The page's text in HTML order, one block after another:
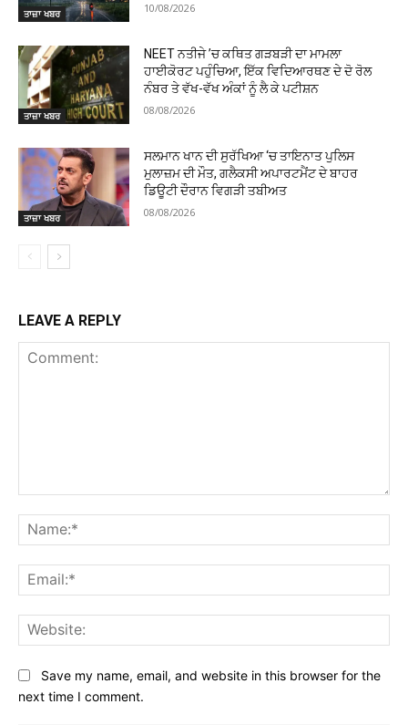
ਤਾਜ਼ਾ ਖਬਰ 10/08/2026
ਤਾਜ਼ਾ ਖਬਰ
NEET ਨਤੀਜੇ ’ਚ ਕਥਿਤ ਗੜਬੜੀ ਦਾ ਮਾਮਲਾ
ਹਾਈਕੋਰਟ ਪਹੁੰਚਿਆ, ਇੱਕ ਵਿਦਿਆਰਥਣ ਦੇ ਦੋ ਰੋਲ
ਨੰਬਰ ਤੇ ਵੱਖ-ਵੱਖ ਅੰਕਾਂ ਨੂੰ ਲੈ ਕੇ ਪਟੀਸ਼ਨ
08/08/2026
ਤਾਜ਼ਾ ਖਬਰ
ਸਲਮਾਨ ਖਾਨ ਦੀ ਸੁਰੱਖਿਆ ‘ਚ ਤਾਇਨਾਤ ਪੁਲਿਸ
ਮੁਲਾਜ਼ਮ ਦੀ ਮੌਤ, ਗਲੈਕਸੀ ਅਪਾਰਟਮੈਂਟ ਦੇ ਬਾਹਰ
ਡਿਊਟੀ ਦੌਰਾਨ ਵਿਗੜੀ ਤਬੀਅਤ
08/08/2026
LEAVE A REPLY
Save my name, email, and website in this browser for the
next time I comment.